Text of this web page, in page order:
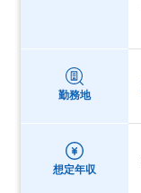
勤務地
想定年収